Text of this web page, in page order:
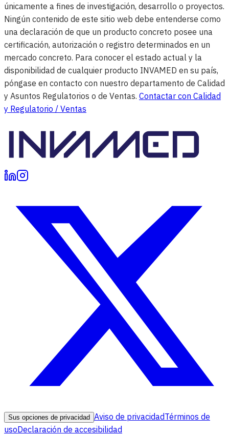
únicamente a fines de investigación, desarrollo o proyectos.
Ningún contenido de este sitio web debe entenderse como
una declaración de que un producto concreto posee una
certificación, autorización o registro determinados en un
mercado concreto. Para conocer el estado actual y la
disponibilidad de cualquier producto INVAMED en su país,
póngase en contacto con nuestro departamento de Calidad
y Asuntos Regulatorios o de Ventas. Contactar con Calidad
y Regulatorio / Ventas
Sus opciones de privacidad Aviso de privacidadTérminos de
usoDeclaración de accesibilidad